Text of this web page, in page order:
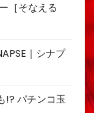
［そなえる
｜シナプ
!? パチンコ玉